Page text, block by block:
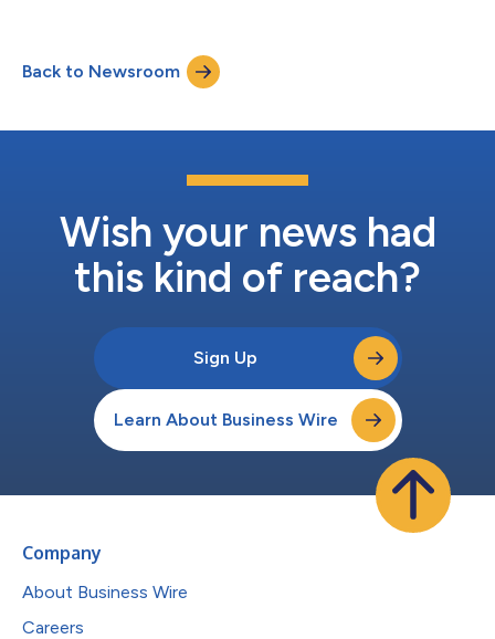
ーズ（品番：MDF-DU703VXHS1-PJ［729L］、MDF-
DU503VXHS1-PJ［528L］）(＊１)に、新たに360Lのコンパクト
モデル「MDF-DU303VXHS1-PJ」（＊２）を追加し、ラインア
年1月を予定しています。 細胞遺伝子治療やワクチンなどの研究
品質維持がこれまで以上に重要となっています。そのため、保存
機器の故障による試料の品質劣化や損失リスクを低減し、安定し
が求められています。 「Twin...
Back to Newsroom
Wish your news had
this kind of reach?
Sign Up
Learn About Business Wire
Company
About Business Wire
Careers